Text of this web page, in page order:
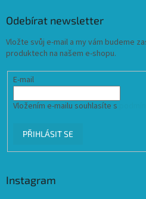
Odebírat newsletter
Vložte svůj e-mail a my vám budeme
produktech na našem e-shopu.
E-mail
Vložením e-mailu souhlasíte s
PŘIHLÁSIT SE
Instagram